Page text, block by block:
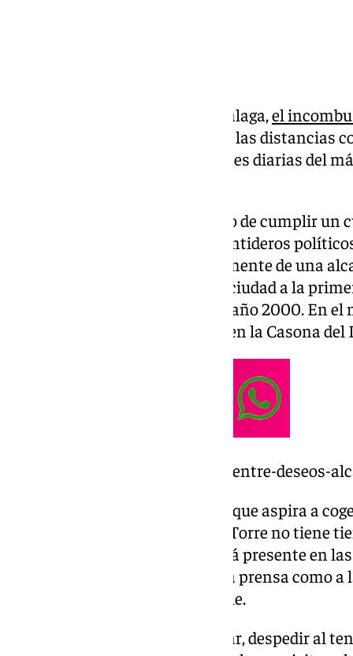
82 años cumple el alcalde de Málaga,el
sábado 21 de diciembre. Paco en las
allegados, y en las conversaciones diarias del
El regidor malagueño va camino de cumplir un
de mando, mientras que los mentideros
sustituto -o sustituta-. Precisamente de una
le concedieron la medalla de la ciudad a la
de la Torre cogió el testigo en el año 2000. En
no han conocido a otro alcalde en la Casona del
https://www.101tv.es/vivienda-entre-deseos-
Así, mientras llega esa persona que aspira a
Ayuntamiento de Málaga, de la Torre no tiene
alcalde, día sí y día también, está presente en
actualidad municipal, tanto a la prensa como a
primera mano el pulso de la calle.
Además, coge fuerzas para nadar, despedir al